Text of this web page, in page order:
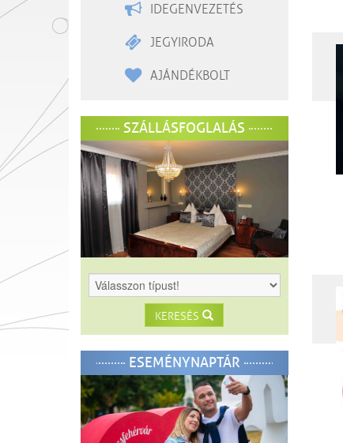
IDEGENVEZETÉS
JEGYIRODA
AJÁNDÉKBOLT
SZÁLLÁSFOGLALÁS
KERESÉS
ESEMÉNYNAPTÁR